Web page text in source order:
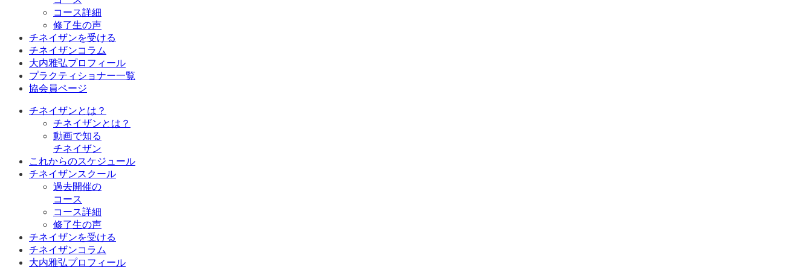
コース詳細
修了生の声
チネイザンを受ける
チネイザンコラム
大内雅弘プロフィール
プラクティショナー一覧
協会員ページ
チネイザンとは？
チネイザンとは？
動画で知る
チネイザン
これからのスケジュール
チネイザンスクール
過去開催の
コース
コース詳細
修了生の声
チネイザンを受ける
チネイザンコラム
大内雅弘プロフィール